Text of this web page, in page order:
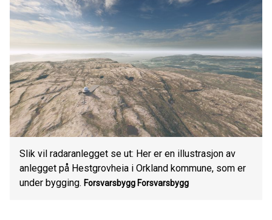
Slik vil radaranlegget se ut: Her er en illustrasjon av
anlegget på Hestgrovheia i Orkland kommune, som er
under bygging. Forsvarsbygg Forsvarsbygg